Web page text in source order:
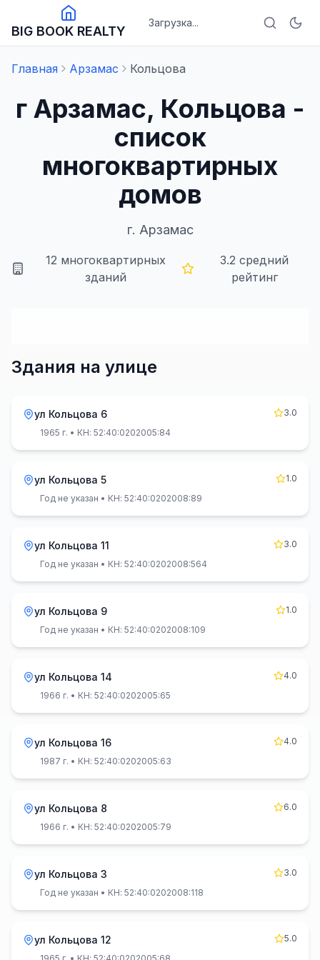
BIG BOOK REALTY
Загрузка...
Главная Арзамас Кольцова
г Арзамас, Кольцова -
список
многоквартирных
домов
г. Арзамас
12 многоквартирных
зданий
3.2 средний
рейтинг
Здания на улице
ул Кольцова 6
3.0
1965 г. • КН: 52:40:0202005:84
ул Кольцова 5
1.0
Год не указан • КН: 52:40:0202008:89
ул Кольцова 11
3.0
Год не указан • КН: 52:40:0202008:564
ул Кольцова 9
1.0
Год не указан • КН: 52:40:0202008:109
ул Кольцова 14
4.0
1966 г. • КН: 52:40:0202005:65
ул Кольцова 16
4.0
1987 г. • КН: 52:40:0202005:63
ул Кольцова 8
6.0
1966 г. • КН: 52:40:0202005:79
ул Кольцова 3
3.0
Год не указан • КН: 52:40:0202008:118
ул Кольцова 12
5.0